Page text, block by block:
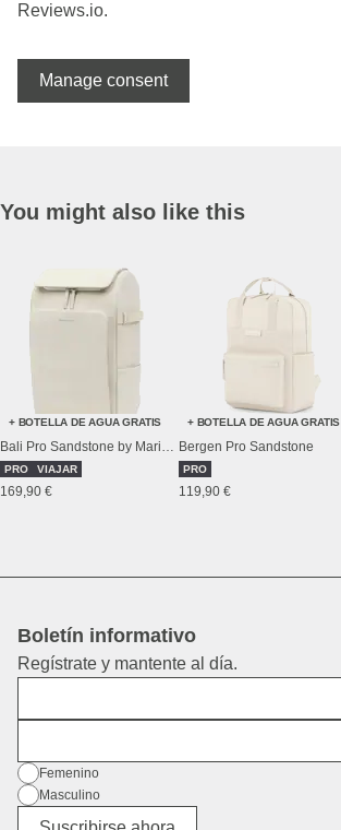
Reviews.io.
Manage consent
You might also like this
+ BOTELLA DE AGUA GRATIS
Bali Pro Sandstone by Mariefeandjakesnow
PRO VIAJAR
169,90 €
+ BOTELLA DE AGUA GRATIS
Bergen Pro Sandstone
PRO
119,90 €
Boletín informativo
Regístrate y mantente al día.
Género
Femenino
Masculino
Diverso